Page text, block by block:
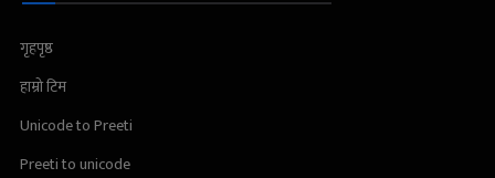
गृहपृष्ठ
हाम्रो टिम
Unicode to Preeti
Preeti to unicode